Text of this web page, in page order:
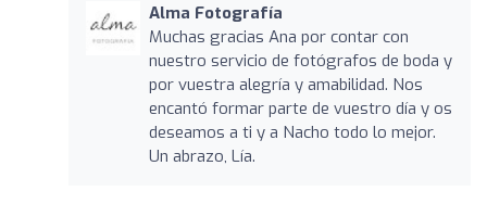
Alma Fotografía
Muchas gracias Ana por contar con
nuestro servicio de fotógrafos de boda y
por vuestra alegría y amabilidad. Nos
encantó formar parte de vuestro día y os
deseamos a ti y a Nacho todo lo mejor.
Un abrazo, Lía.